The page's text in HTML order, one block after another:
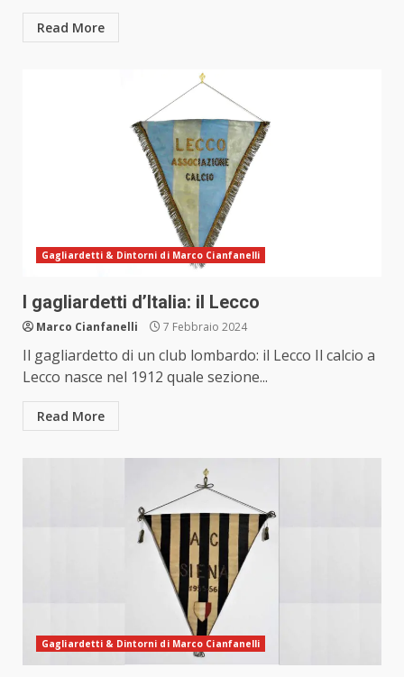
Read More
Gagliardetti & Dintorni di Marco Cianfanelli
I gagliardetti d’Italia: il Lecco
Marco Cianfanelli 7 Febbraio 2024
Il gagliardetto di un club lombardo: il Lecco Il calcio a
Lecco nasce nel 1912 quale sezione...
Read More
Gagliardetti & Dintorni di Marco Cianfanelli